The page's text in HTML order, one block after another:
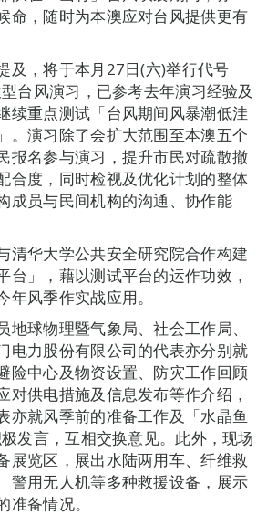
命，随时为本澳应对台风提供更有
及，将于本月27日(六)举行代号
台风演习，已参考去年演习经验及
续重点测试「台风期间风暴潮低洼
。演习除了会扩大范围至本澳五个
报名参与演习，提升市民对疏散撤
合度，同时检视及优化计划的整体
成员与民间机构的沟通、协作能
清华大学公共安全研究院合作构建
台」，藉以测试平台的运作功效，
年风季作实战应用。
地球物理暨气象局、社会工作局、
电力股份有限公司的代表亦分别就
险中心及物资设置、防灾工作回顾
对供电措施及信息发布等作介绍，
亦就风季前的准备工作及「水晶鱼
发言，互相交换意见。此外，现场
展览区，展出水陆两用车、纤维救
警用无人机等多种救援设备，展示
准备情况。